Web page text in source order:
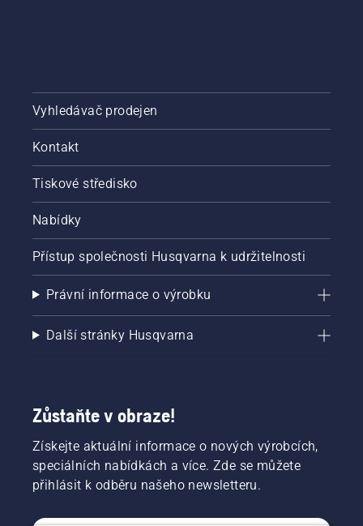
Vyhledávač prodejen
Kontakt
Tiskové středisko
Nabídky
Přístup společnosti Husqvarna k udržitelnosti
Právní informace o výrobku
Další stránky Husqvarna
Zůstaňte v obraze!
Získejte aktuální informace o nových výrobcích,
speciálních nabídkách a více. Zde se můžete
přihlásit k odběru našeho newsletteru.